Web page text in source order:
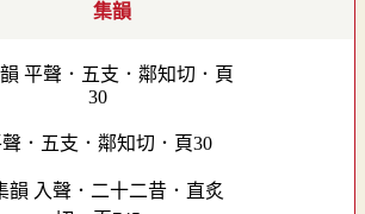
集韻
．五支．鄰知切．頁30